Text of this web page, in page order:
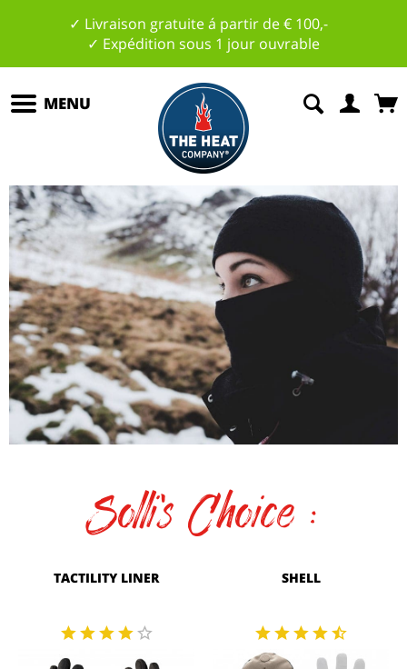
✓ Livraison gratuite á partir de € 100,-
✓ Expédition sous 1 jour ouvrable
MENU
Solli's Choice :
TACTILITY LINER SHELL